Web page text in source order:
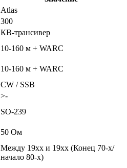
Atlas
300
КВ-трансивер
10-160 м + WARC
10-160 м + WARC
CW / SSB
>-
SO-239
50 Ом
Между 19xx и 19xx (Конец 70-х/
начало 80-х)